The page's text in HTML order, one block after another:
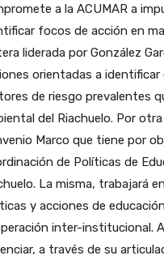
a la ACUMAR a
focos de acción en
liderada por González
orientadas a identificar
de riesgo prevalentes
del Riachuelo. Por
Marco que tiene por
de Políticas de
La misma, trabajará
y acciones de
inter-institucional.
a través de su